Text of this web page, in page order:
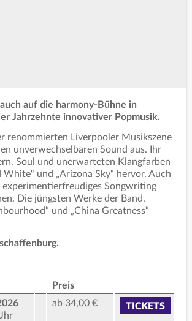
auf die harmony-Bühne in
Jahrzehnte innovativer Popmusik.
renommierten Liverpooler Musikszene
unverwechselbaren Sound aus. Ihr
Soul und unerwarteten Klangfarben
und „Arizona Sky“ hervor. Auch
Songwriting
Die jüngsten Werke der Band,
und „China Greatness“
Preis
ab 34,00 € TICKETS